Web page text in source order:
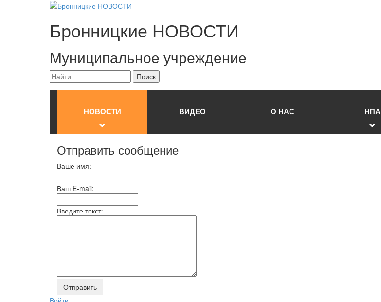
Бронницкие НОВОСТИ
Муниципальное учреждение
НОВОСТИ ВИДЕО О НАС НПА
Отправить сообщение
Ваше имя:
Ваш E-mail:
Введите текст: